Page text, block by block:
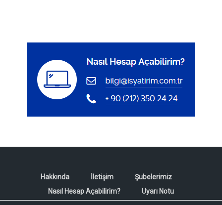
Hakkında İletişim
Şubelerimiz
Nasıl Hesap Açabilirim?
Uyarı Notu